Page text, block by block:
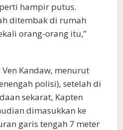
hampir putus.
ditembak di rumah
orang-orang itu,”
Kandaw, menurut
polisi), setelah di
sekarat, Kapten
dimasukkan ke
garis tengah 7 meter